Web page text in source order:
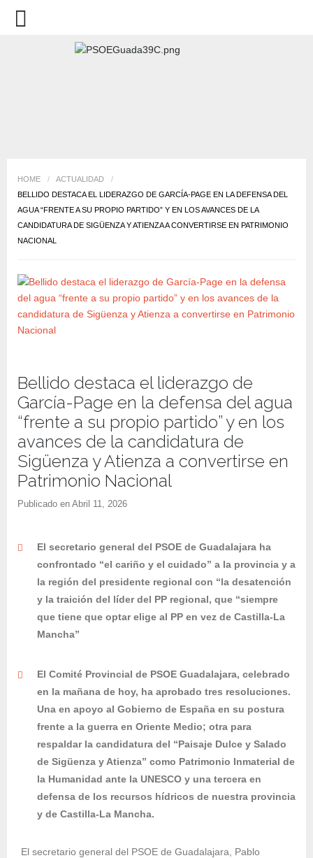
HOME / ACTUALIDAD
/
BELLIDO DESTACA EL LIDERAZGO DE GARCÍA-PAGE EN LA DEFENSA DEL
AGUA “FRENTE A SU PROPIO PARTIDO” Y EN LOS AVANCES DE LA
CANDIDATURA DE SIGÜENZA Y ATIENZA A CONVERTIRSE EN PATRIMONIO
NACIONAL
Bellido destaca el liderazgo de
García-Page en la defensa del agua
“frente a su propio partido” y en los
avances de la candidatura de
Sigüenza y Atienza a convertirse en
Patrimonio Nacional
Publicado en Abril 11, 2026
El secretario general del PSOE de Guadalajara ha
confrontado “el cariño y el cuidado” a la provincia y a
la región del presidente regional con “la desatención
y la traición del líder del PP regional, que “siempre
que tiene que optar elige al PP en vez de Castilla-La
Mancha”
El Comité Provincial de PSOE Guadalajara, celebrado
en la mañana de hoy, ha aprobado tres resoluciones.
Una en apoyo al Gobierno de España en su postura
frente a la guerra en Oriente Medio; otra para
respaldar la candidatura del “Paisaje Dulce y Salado
de Sigüenza y Atienza” como Patrimonio Inmaterial de
la Humanidad ante la UNESCO y una tercera en
defensa de los recursos hídricos de nuestra provincia
y de Castilla-La Mancha.
El secretario general del PSOE de Guadalajara, Pablo